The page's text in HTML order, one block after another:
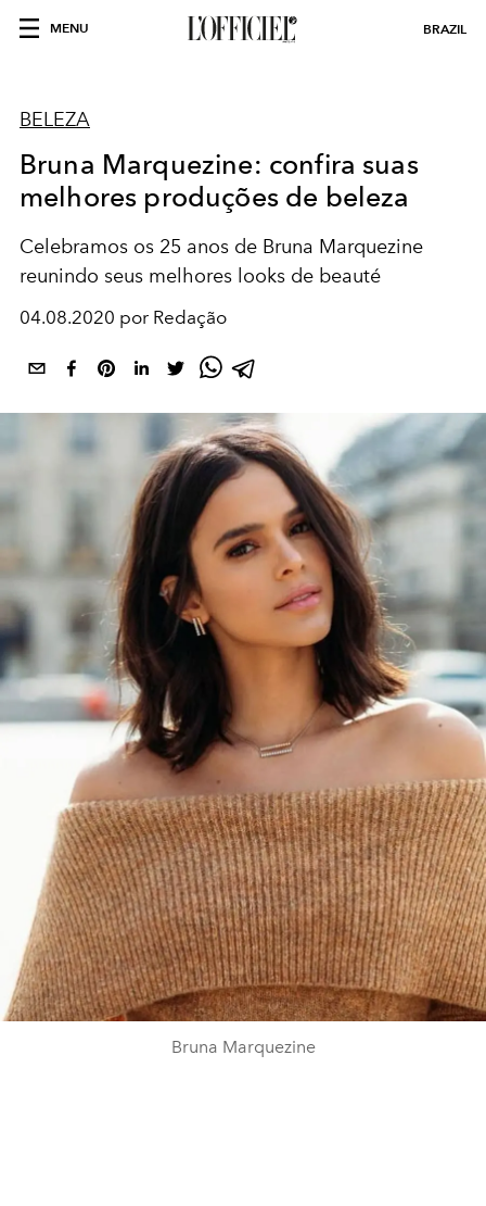
MENU BRAZIL
BELEZA
Bruna Marquezine: confira suas
melhores produções de beleza
Celebramos os 25 anos de Bruna Marquezine
reunindo seus melhores looks de beauté
04.08.2020 por Redação
Bruna Marquezine